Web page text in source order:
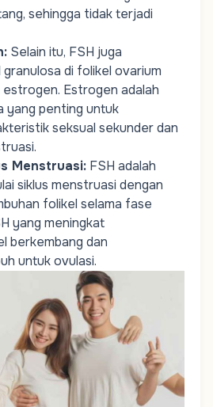
sehingga tidak terjadi
: Selain itu, FSH juga
di folikel ovarium
Estrogen adalah
yang penting untuk
seksual sekunder dan
Menstruasi: FSH adalah
siklus menstruasi dengan
folikel selama fase
yang meningkat
berkembang dan
untuk ovulasi.